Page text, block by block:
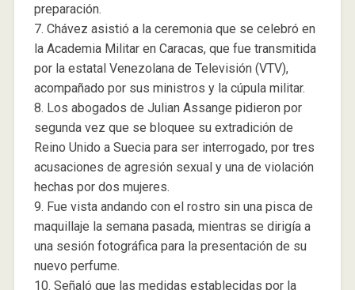
preparación.
7. Chávez asistió a la ceremonia que se celebró en
la Academia Militar en Caracas, que fue transmitida
por la estatal Venezolana de Televisión (VTV),
acompañado por sus ministros y la cúpula militar.
8. Los abogados de Julian Assange pidieron por
segunda vez que se bloquee su extradición de
Reino Unido a Suecia para ser interrogado, por tres
acusaciones de agresión sexual y una de violación
hechas por dos mujeres.
9. Fue vista andando con el rostro sin una pisca de
maquillaje la semana pasada, mientras se dirigía a
una sesión fotográfica para la presentación de su
nuevo perfume.
10. Señaló que las medidas establecidas por la